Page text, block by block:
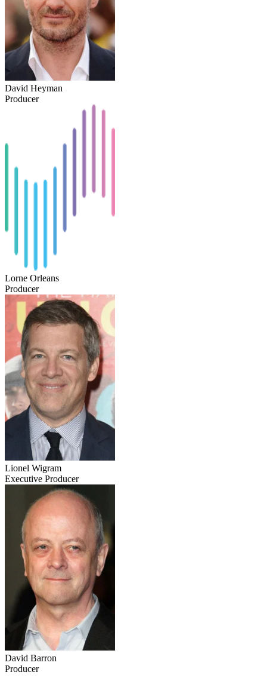
David Heyman
Producer
Lorne Orleans
Producer
Lionel Wigram
Executive Producer
David Barron
Producer